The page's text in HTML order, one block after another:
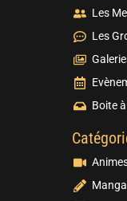
Les
Les
Boite